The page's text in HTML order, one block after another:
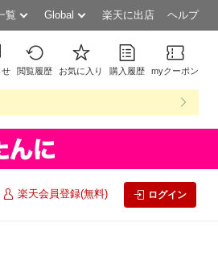
覧 Global 楽天に出店 ヘルプ
せ 閲覧履歴 お気に入り 購入履歴 myクーポン
楽天会員登録(無料) ログイン